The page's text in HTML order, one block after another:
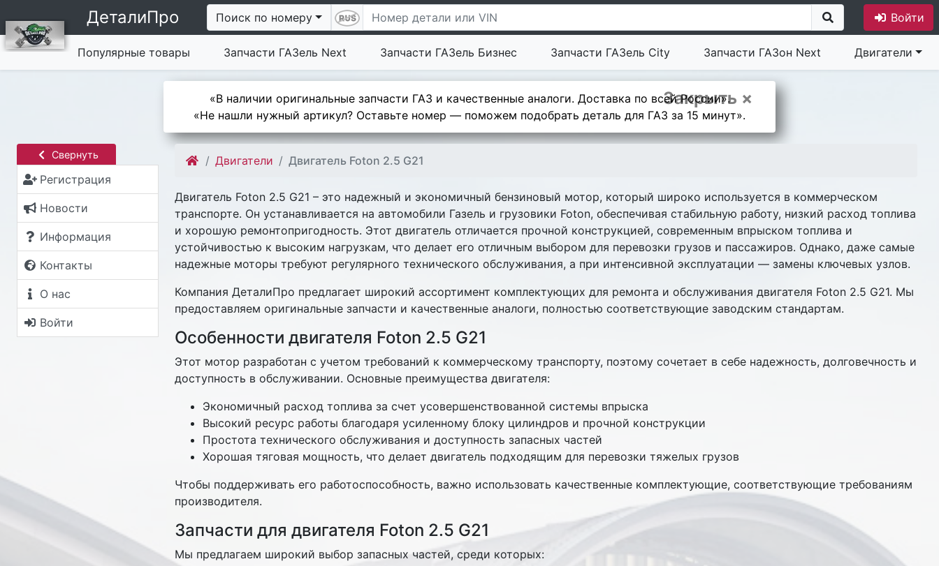
ДеталиПро Поиск по номеру Войти
Популярные товары Запчасти ГАЗель Next Запчасти ГАЗель Бизнес Запчасти ГАЗель City Запчасти ГАЗон Next Двигатели
Закрыть ×
«В наличии оригинальные запчасти ГАЗ и качественные аналоги. Доставка по всей России».
«Не нашли нужный артикул? Оставьте номер — поможем подобрать деталь для ГАЗ за 15 минут».
Свернуть
Регистрация
Новости
Информация
Контакты
О нас
Войти
Двигатели Двигатель Foton 2.5 G21
Двигатель Foton 2.5 G21 – это надежный и экономичный бензиновый мотор, который широко используется в коммерческом
транспорте. Он устанавливается на автомобили Газель и грузовики Foton, обеспечивая стабильную работу, низкий расход топлива
и хорошую ремонтопригодность. Этот двигатель отличается прочной конструкцией, современным впрыском топлива и
устойчивостью к высоким нагрузкам, что делает его отличным выбором для перевозки грузов и пассажиров. Однако, даже самые
надежные моторы требуют регулярного технического обслуживания, а при интенсивной эксплуатации — замены ключевых узлов.
Компания ДеталиПро предлагает широкий ассортимент комплектующих для ремонта и обслуживания двигателя Foton 2.5 G21. Мы
предоставляем оригинальные запчасти и качественные аналоги, полностью соответствующие заводским стандартам.
Особенности двигателя Foton 2.5 G21
Этот мотор разработан с учетом требований к коммерческому транспорту, поэтому сочетает в себе надежность, долговечность и
доступность в обслуживании. Основные преимущества двигателя:
Экономичный расход топлива за счет усовершенствованной системы впрыска
Высокий ресурс работы благодаря усиленному блоку цилиндров и прочной конструкции
Простота технического обслуживания и доступность запасных частей
Хорошая тяговая мощность, что делает двигатель подходящим для перевозки тяжелых грузов
Чтобы поддерживать его работоспособность, важно использовать качественные комплектующие, соответствующие требованиям
производителя.
Запчасти для двигателя Foton 2.5 G21
Мы предлагаем широкий выбор запасных частей, среди которых: